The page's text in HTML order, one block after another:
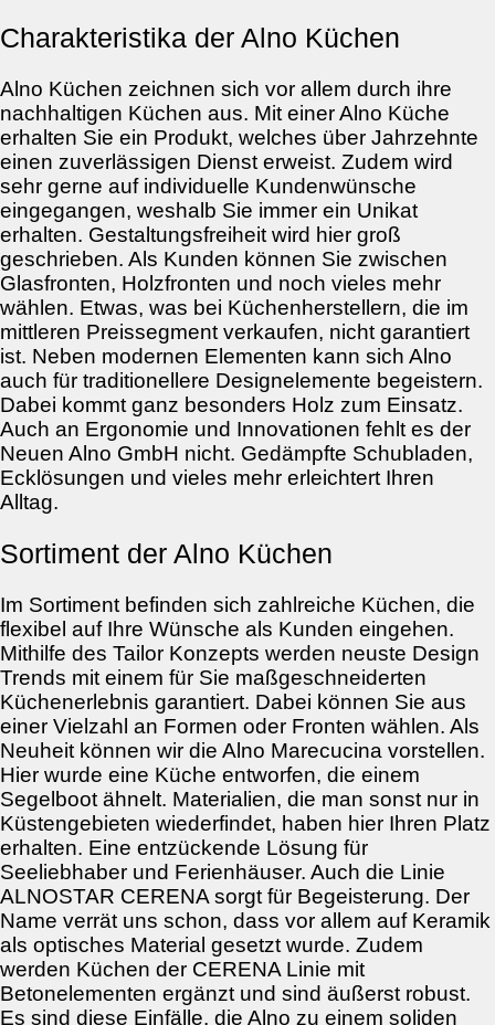
Charakteristika der Alno Küchen
Alno Küchen zeichnen sich vor allem durch ihre
nachhaltigen Küchen aus. Mit einer Alno Küche
erhalten Sie ein Produkt, welches über Jahrzehnte
einen zuverlässigen Dienst erweist. Zudem wird
sehr gerne auf individuelle Kundenwünsche
eingegangen, weshalb Sie immer ein Unikat
erhalten. Gestaltungsfreiheit wird hier groß
geschrieben. Als Kunden können Sie zwischen
Glasfronten, Holzfronten und noch vieles mehr
wählen. Etwas, was bei Küchenherstellern, die im
mittleren Preissegment verkaufen, nicht garantiert
ist. Neben modernen Elementen kann sich Alno
auch für traditionellere Designelemente begeistern.
Dabei kommt ganz besonders Holz zum Einsatz.
Auch an Ergonomie und Innovationen fehlt es der
Neuen Alno GmbH nicht. Gedämpfte Schubladen,
Ecklösungen und vieles mehr erleichtert Ihren
Alltag.
Sortiment der Alno Küchen
Im Sortiment befinden sich zahlreiche Küchen, die
flexibel auf Ihre Wünsche als Kunden eingehen.
Mithilfe des Tailor Konzepts werden neuste Design
Trends mit einem für Sie maßgeschneiderten
Küchenerlebnis garantiert. Dabei können Sie aus
einer Vielzahl an Formen oder Fronten wählen. Als
Neuheit können wir die Alno Marecucina vorstellen.
Hier wurde eine Küche entworfen, die einem
Segelboot ähnelt. Materialien, die man sonst nur in
Küstengebieten wiederfindet, haben hier Ihren Platz
erhalten. Eine entzückende Lösung für
Seeliebhaber und Ferienhäuser. Auch die Linie
ALNOSTAR CERENA sorgt für Begeisterung. Der
Name verrät uns schon, dass vor allem auf Keramik
als optisches Material gesetzt wurde. Zudem
werden Küchen der CERENA Linie mit
Betonelementen ergänzt und sind äußerst robust.
Es sind diese Einfälle, die Alno zu einem soliden